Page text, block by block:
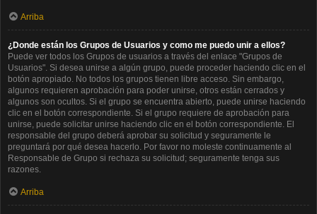
Arriba
¿Donde están los Grupos de Usuarios y como me puedo unir a ellos?
Puede ver todos los Grupos de usuarios a través del enlace "Grupos de
Usuarios". Si desea unirse a algún grupo, puede proceder haciendo clic en el
botón apropiado. No todos los grupos tienen libre acceso. Sin embargo,
algunos requieren aprobación para poder unirse, otros están cerrados y
algunos son ocultos. Si el grupo se encuentra abierto, puede unirse haciendo
clic en el botón correspondiente. Si el grupo requiere de aprobación para
unirse, puede solicitar unirse haciendo clic en el botón correspondiente. El
responsable del grupo deberá aprobar su solicitud y seguramente le
preguntará por qué desea hacerlo. Por favor no moleste continuamente al
Responsable de Grupo si rechaza su solicitud; seguramente tenga sus
razones.
Arriba